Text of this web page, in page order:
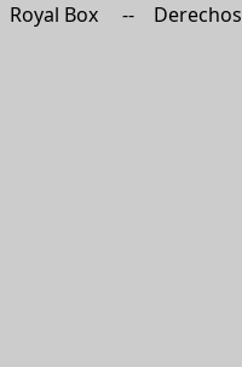
Royal Box -- Derechos